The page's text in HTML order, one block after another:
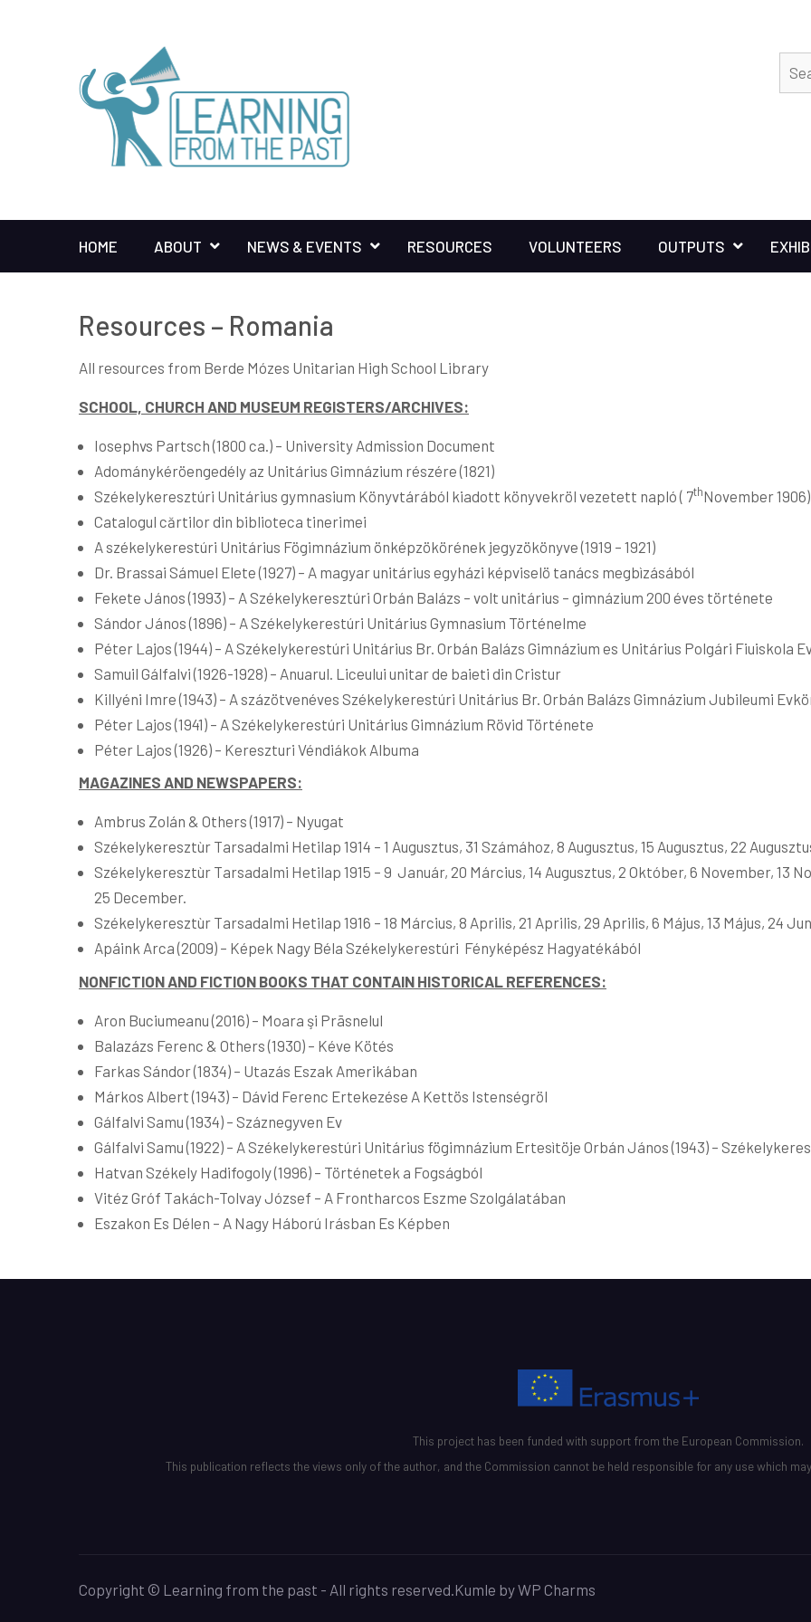
HOME ABOUT NEWS & EVENTS RESOURCES VOLUNTEERS OUTPUTS
Resources – Romania
All resources from Berde Mózes Unitarian High School Library
SCHOOL, CHURCH AND MUSEUM REGISTERS/ARCHIVES:
Iosephvs Partsch (1800 ca.) – University Admission Document
Adománykéröengedély az Unitárius Gimnázium részére (1821)
Székelykeresztúri Unitárius gymnasium Könyvtárából kiadott könyvekröl vezetett napló ( 7thNovember 1906)
Catalogul cărtilor din biblioteca tinerimei
A székelykerestúri Unitárius Fögimnázium önképzökörének jegyzökönyve (1919 – 1921)
Dr. Brassai Sámuel Elete (1927) – A magyar unitárius egyházi képviselö tanács megbìzásából
Fekete János (1993) – A Székelykeresztúri Orbán Balázs – volt unitárius – gimnázium 200 éves története
Sándor János (1896) – A Székelykerestúri Unitárius Gymnasium Történelme
Péter Lajos (1944) – A Székelykerestúri Unitárius Br. Orbán Balázs Gimnázium es Unitárius Polgári Fiuiskola
Samuil Gálfalvi (1926-1928) – Anuarul. Liceului unitar de baieti din Cristur
Killyéni Imre (1943) – A százötvenéves Székelykerestúri Unitárius Br. Orbán Balázs Gimnázium Jubileumi
Péter Lajos (1941) – A Székelykerestúri Unitárius Gimnázium Rövid Története
Péter Lajos (1926) – Kereszturi Véndiákok Albuma
MAGAZINES AND NEWSPAPERS:
Ambrus Zolán & Others (1917) – Nyugat
Székelykeresztùr Tarsadalmi Hetilap 1914 – 1 Augusztus, 31 Számához, 8 Augusztus, 15 Augusztus, 22
Székelykeresztùr Tarsadalmi Hetilap 1915 – 9 Január, 20 Március, 14 Augusztus, 2 Október, 6 November, 13
25 December.
Székelykeresztùr Tarsadalmi Hetilap 1916 – 18 Március, 8 Aprilis, 21 Aprilis, 29 Aprilis, 6 Május, 13 Május, 24
Apáink Arca (2009) – Képek Nagy Béla Székelykerestúri Fényképész Hagyatékából
NONFICTION AND FICTION BOOKS THAT CONTAIN HISTORICAL REFERENCES:
Aron Buciumeanu (2016) – Moara şi Prāsnelul
Balazázs Ferenc & Others (1930) – Kéve Kötés
Farkas Sándor (1834) – Utazás Eszak Amerikában
Márkos Albert (1943) – Dávid Ferenc Ertekezése A Kettös Istenségröl
Gálfalvi Samu (1934) – Száznegyven Ev
Gálfalvi Samu (1922) – A Székelykerestúri Unitárius fögimnázium Ertesìtöje Orbán János (1943) –
Hatvan Székely Hadifogoly (1996) – Történetek a Fogságból
Vitéz Gróf Takách-Tolvay József – A Frontharcos Eszme Szolgálatában
Eszakon Es Délen – A Nagy Háború Irásban Es Képben
This project has been funded with support from the European Commission.
This publication reflects the views only of the author, and the Commission cannot be held responsible for any use which
Copyright © Learning from the past - All rights reserved. Kumle byWP Charms